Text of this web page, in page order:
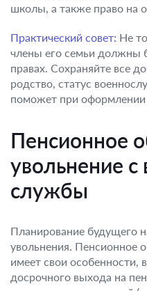
школы, а также право на
Практический совет: Не
члены его семьи должны
правах. Сохраняйте все
родство, статус
поможет при оформлении
Пенсионное
увольнение с
службы
Планирование будущего
увольнения. Пенсионное
имеет свои особенности,
досрочного выхода на